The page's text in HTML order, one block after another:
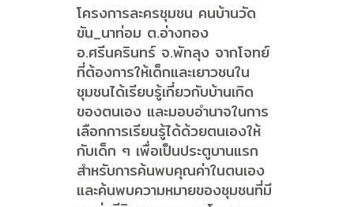
โครงการละครชุมชน คนบ้านวัด
ขัน_นาท่อม ต.อ่างทอง
อ.ศรีนครินทร์ จ.พัทลุง จากโจทย์
ที่ต้องการให้เด็กและเยาวชนใน
ชุมชนได้เรียบรู้เกี่ยวกับบ้านเกิด
ของตนเอง และมอบอำนาจในการ
เลือกการเรียนรู้ได้ด้วยตนเองให้
กับเด็ก ๆ เพื่อเป็นประตูบานแรก
สำหรับการค้นพบคุณค่าในตนเอง
และค้นพบความหมายของชุมชนที่มี